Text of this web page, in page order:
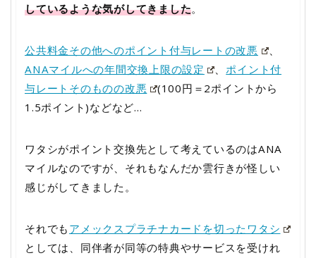
しているような気がしてきました。
公共料金その他へのポイント付与レートの改悪
、
ANAマイルへの年間交換上限の設定
ポイント付
与レートそのものの改悪
(100円＝2ポイントから
1.5ポイント)などなど…
ワタシがポイント交換先として考えているのはANA
マイルなのですが、それもなんだか雲行きが怪しい
感じがしてきました。
それでも アメックスプラチナカードを切ったワタシ
としては、同伴者が同等の特典やサービスを受けれ